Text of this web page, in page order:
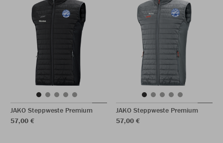
JAKO Steppweste Premium
57,00 €
JAKO Steppweste Premium
57,00 €